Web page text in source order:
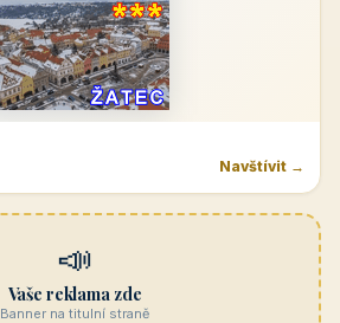
Navštívit →
📣
Vaše reklama zde
Banner na titulní straně